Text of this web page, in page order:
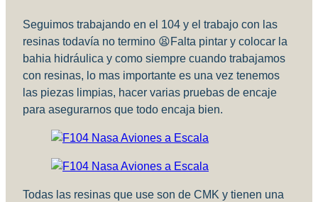
Seguimos trabajando en el 104 y el trabajo con las
resinas todavía no termino 😫Falta pintar y colocar la
bahia hidráulica y como siempre cuando trabajamos
con resinas, lo mas importante es una vez tenemos
las piezas limpias, hacer varias pruebas de encaje
para asegurarnos que todo encaja bien.
Todas las resinas que use son de CMK y tienen una